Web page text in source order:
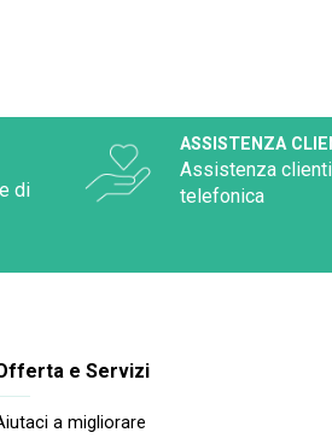
di
ASSISTENZA
Assistenza
telefonica
e Servizi
a migliorare